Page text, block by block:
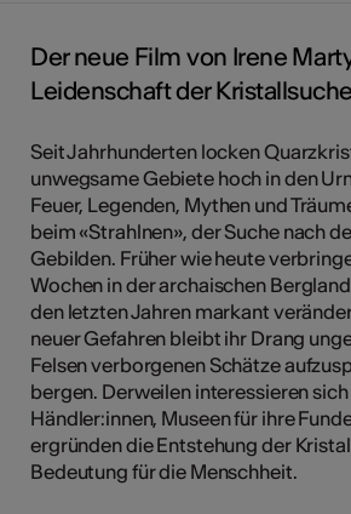
Der neue Film von Irene
Leidenschaft der
Seit Jahrhunderten locken
unwegsame Gebiete hoch in den
Feuer, Legenden, Mythen und
beim «Strahlnen», der Suche nach
Gebilden. Früher wie heute
Wochen in der archaischen
den letzten Jahren markant
neuer Gefahren bleibt ihr Drang
Felsen verborgenen Schätze
bergen. Derweilen interessieren
Händler:innen, Museen für ihre
ergründen die Entstehung der
Bedeutung für die Menschheit.